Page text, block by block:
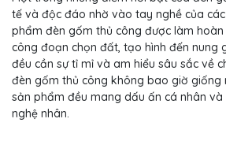
tế và độc đáo nhờ vào tay nghề của các
phẩm đèn gốm thủ công được làm
công đoạn chọn đất, tạo hình đến nung
đều cần sự tỉ mỉ và am hiểu sâu sắc về
đèn gốm thủ công không bao giờ giống
sản phẩm đều mang dấu ấn cá nhân
nghệ nhân.